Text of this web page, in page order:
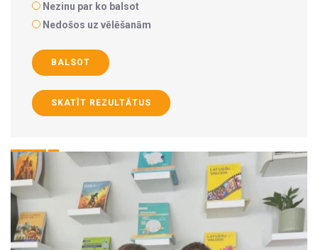
Nezinu par ko balsot
Nedošos uz vēlēšanām
BALSOT
SKATĪT REZULTĀTUS